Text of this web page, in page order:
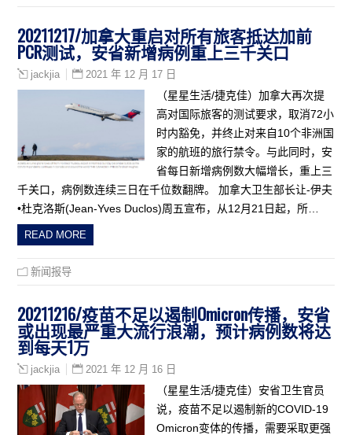
20211217/加拿大重启对所有旅客抵达加前
PCR测试，安省新增病例重上三千关口
jackjia 2021 年 12 月 17 日
（星星生活/捷克佳）加拿大再次提
高对国际旅客的测试要求，取消72小
时内豁免，并终止对来自10个非洲国
家的航班的旅行禁令。与此同时，安
省每日新增病例数大幅增长，重上三
千关口，病例数连续三日在千位数翻牌。 加拿大卫生部长让-伊夫
•杜克洛斯(Jean-Yves Duclos)周五宣布，从12月21日起，所…
READ MORE
新闻报导
20211216/疫苗不足以遏制Omicron传播，安省
或出现最严重大流行浪潮，预计病例数将达
到每天1万
jackjia 2021 年 12 月 16 日
（星星生活/捷克佳）安省卫生官员
说，疫苗不足以遏制新的COVID-19
Omicron变体的传播，需要采取更强